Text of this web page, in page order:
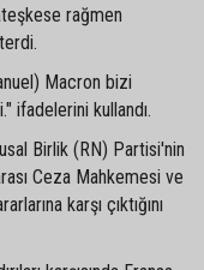
rağmen
Macron bizi
ifadelerini kullandı.
Birlik (RN) Partisi'nin
Ceza Mahkemesi ve
karşı çıktığını